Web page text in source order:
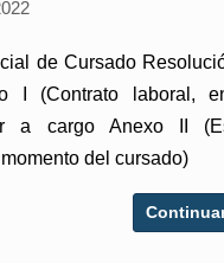
de Cursado
I (Contrato laboral,
a cargo Anexo II
del cursado)